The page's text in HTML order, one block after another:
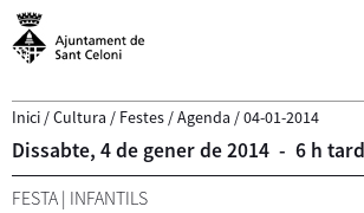
Inici /Cultura / Festes /Agenda /04-01-2014
Dissabte, 4de generde2014 - 6 h
FESTA | INFANTILS